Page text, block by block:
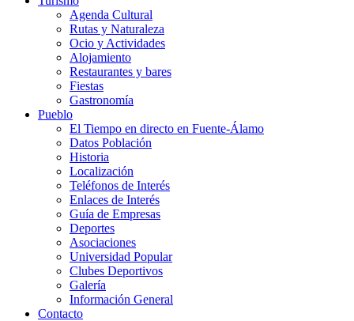
Agenda Cultural
Rutas y Naturaleza
Ocio y Actividades
Alojamiento
Restaurantes y bares
Fiestas
Gastronomía
Pueblo
El Tiempo en directo en Fuente-Álamo
Datos Población
Historia
Localización
Teléfonos de Interés
Enlaces de Interés
Guía de Empresas
Deportes
Asociaciones
Universidad Popular
Clubes Deportivos
Galería
Información General
Contacto